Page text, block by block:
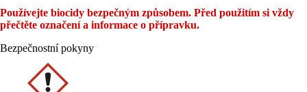
Používejte biocidy bezpečným způsobem. Před použitím si vždy
přečtěte označení a informace o přípravku.
Bezpečnostní pokyny